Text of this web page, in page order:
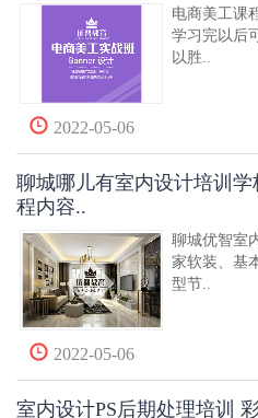
电商美工课
学习完以后
以胜..
2022-05-06
聊城哪儿有室内设计培训
程内容..
聊城优智室
家软装、基
型节..
2022-05-06
室内设计PS后期处理培训